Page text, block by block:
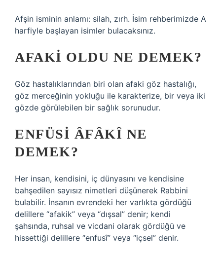
Afşin isminin anlamı: silah, zırh. İsim rehberimizde A
harfiyle başlayan isimler bulacaksınız.
AFAKI OLDU NE DEMEK?
Göz hastalıklarından biri olan afaki göz hastalığı,
göz merceğinin yokluğu ile karakterize, bir veya iki
gözde görülebilen bir sağlık sorunudur.
ENFÜSI ÂFÂKÎ NE
DEMEK?
Her insan, kendisini, iç dünyasını ve kendisine
bahşedilen sayısız nimetleri düşünerek Rabbini
bulabilir. İnsanın evrendeki her varlıkta gördüğü
delillere “afakik” veya “dışsal” denir; kendi
şahsında, ruhsal ve vicdani olarak gördüğü ve
hissettiği delillere “enfusî” veya “içsel” denir.